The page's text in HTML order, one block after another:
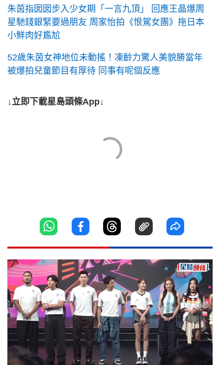
朱茵指囡囡步入少女期「一言九頂」 回應王晶爆周
星馳錢銀緊要過朋友 周家怡拍《恨駕女團》拖日本
小鮮肉好尷尬
52歲朱茵女神地位未動搖！凍齡力驚人美貌勝當年
被爆拍兒童節目有厚待 同事有呢個反應
↓立即下載星島頭條App↓